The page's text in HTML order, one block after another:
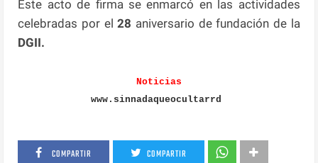
Este acto de firma se enmarcó en las actividades
celebradas por el 28 aniversario de fundación de la
DGII.
Noticias
www.sinnadaqueocultarrd
COMPARTIR COMPARTIR